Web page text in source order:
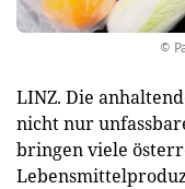
©
LINZ. Die
nicht nur
bringen viele